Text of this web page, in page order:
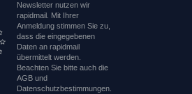
Newsletter nutzen wir
rapidmail. Mit Ihrer
Anmeldung stimmen Sie zu,
dass die eingegebenen
Daten an rapidmail
übermittelt werden.
Beachten Sie bitte auch die
AGB und
Datenschutzbestimmungen.